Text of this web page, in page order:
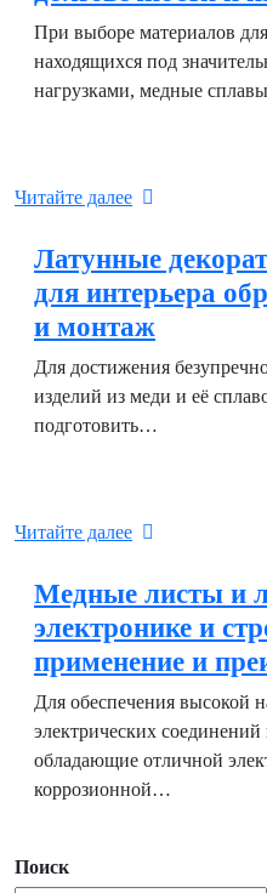
При выборе материалов
находящихся под
нагрузками, медные
Читайте далее
Латунные
для интерьера
и монтаж
Для достижения
изделий из меди и её
подготовить…
Читайте далее
Медные листы и
электронике и
применение и
Для обеспечения высокой
электрических
обладающие отличной
коррозионной…
Поиск